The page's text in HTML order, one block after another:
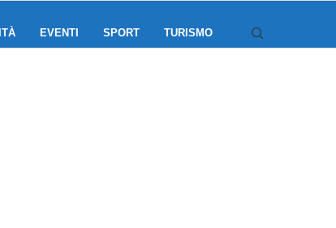
EVENTI SPORT TURISMO